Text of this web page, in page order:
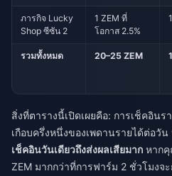
ภารกิจ Lucky
Shop ซีซัน 2
1 ZEM ที่
โอกาส 2.5%
รวมทั้งหมด 20–25 ZEM
สิ่งที่ตารางนี้เปิดเผยคือ: การเช็คอินร
เกือบครึ่งหนึ่งของเพดานรายได้ต่อวั
เช็คอินวันเดียวถึงส่งผลเสียมาก หาก
ZEM มากกว่าที่การฟาร์ม 2 ชั่วโมงจ